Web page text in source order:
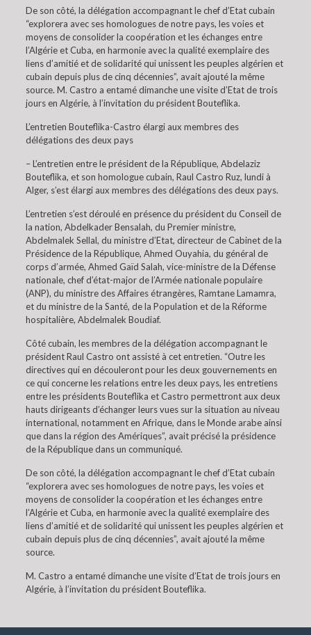
De son côté, la délégation accompagnant le chef d’Etat cubain
“explorera avec ses homologues de notre pays, les voies et
moyens de consolider la coopération et les échanges entre
l’Algérie et Cuba, en harmonie avec la qualité exemplaire des
liens d’amitié et de solidarité qui unissent les peuples algérien et
cubain depuis plus de cinq décennies”, avait ajouté la même
source. M. Castro a entamé dimanche une visite d’Etat de trois
jours en Algérie, à l’invitation du président Bouteflika.
L’entretien Bouteflika-Castro élargi aux membres des
délégations des deux pays
– L’entretien entre le président de la République, Abdelaziz
Bouteflika, et son homologue cubain, Raul Castro Ruz, lundi à
Alger, s’est élargi aux membres des délégations des deux pays.
L’entretien s’est déroulé en présence du président du Conseil de
la nation, Abdelkader Bensalah, du Premier ministre,
Abdelmalek Sellal, du ministre d’Etat, directeur de Cabinet de la
Présidence de la République, Ahmed Ouyahia, du général de
corps d’armée, Ahmed Gaïd Salah, vice-ministre de la Défense
nationale, chef d’état-major de l’Armée nationale populaire
(ANP), du ministre des Affaires étrangères, Ramtane Lamamra,
et du ministre de la Santé, de la Population et de la Réforme
hospitalière, Abdelmalek Boudiaf.
Côté cubain, les membres de la délégation accompagnant le
président Raul Castro ont assisté à cet entretien. “Outre les
directives qui en découleront pour les deux gouvernements en
ce qui concerne les relations entre les deux pays, les entretiens
entre les présidents Bouteflika et Castro permettront aux deux
hauts dirigeants d’échanger leurs vues sur la situation au niveau
international, notamment en Afrique, dans le Monde arabe ainsi
que dans la région des Amériques”, avait précisé la présidence
de la République dans un communiqué.
De son côté, la délégation accompagnant le chef d’Etat cubain
“explorera avec ses homologues de notre pays, les voies et
moyens de consolider la coopération et les échanges entre
l’Algérie et Cuba, en harmonie avec la qualité exemplaire des
liens d’amitié et de solidarité qui unissent les peuples algérien et
cubain depuis plus de cinq décennies”, avait ajouté la même
source.
M. Castro a entamé dimanche une visite d’Etat de trois jours en
Algérie, à l’invitation du président Bouteflika.